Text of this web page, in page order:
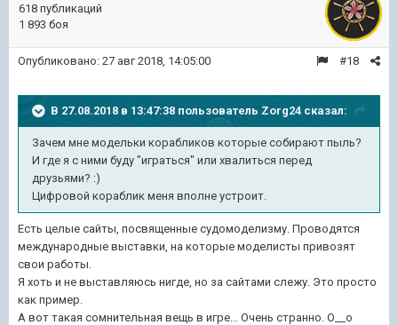
618 публикаций
1 893 боя
#18
Опубликовано: 27 авг 2018, 14:05:00
В 27.08.2018 в 13:47:38 пользователь Zorg24 сказал:
Зачем мне модельки корабликов которые собирают пыль?
И где я с ними буду "играться" или хвалиться перед
друзьями? :)
Цифровой кораблик меня вполне устроит.
Есть целые сайты, посвященные судомоделизму. Проводятся
международные выставки, на которые моделисты привозят
свои работы.
Я хоть и не выставляюсь нигде, но за сайтами слежу. Это просто
как пример.
А вот такая сомнительная вещь в игре... Очень странно. О__о